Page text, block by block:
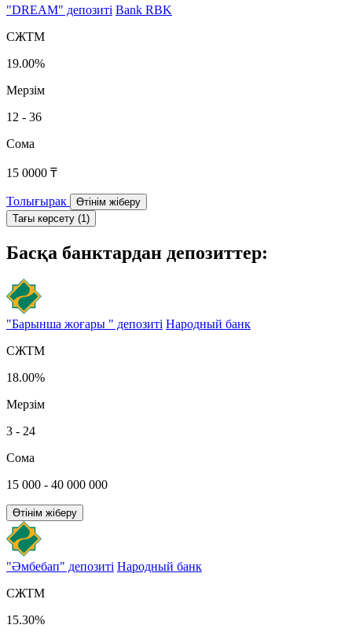
"DREAM" депозиті Bank RBK
СЖТМ
19.00%
Мерзім
12 - 36
Сома
15 0000 ₸
Толығырак
Өтінім жіберу
Тағы көрсету (1)
Басқа банктардан депозиттер:
"Барынша жоғары " депозиті Народный банк
СЖТМ
18.00%
Мерзім
3 - 24
Сома
15 000 - 40 000 000
Өтінім жіберу
"Әмбебап" депозиті Народный банк
СЖТМ
15.30%